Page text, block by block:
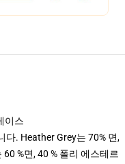
이스
다. Heather Grey는 70% 면,
%면, 40 % 폴리 에스테르